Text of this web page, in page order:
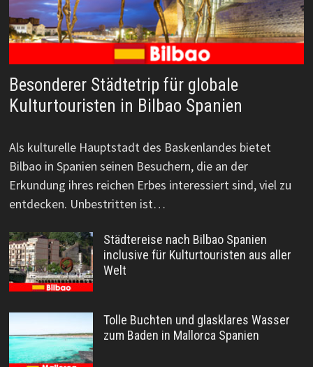
Besonderer Städtetrip für globale
Kulturtouristen in Bilbao Spanien
Als kulturelle Hauptstadt des Baskenlandes bietet
Bilbao in Spanien seinen Besuchern, die an der
Erkundung ihres reichen Erbes interessiert sind, viel zu
entdecken. Unbestritten ist…
Städtereise nach Bilbao Spanien
inclusive für Kulturtouristen aus aller
Welt
Tolle Buchten und glasklares Wasser
zum Baden in Mallorca Spanien